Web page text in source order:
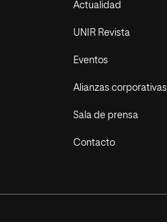
Actualidad
UNIR Revista
Eventos
Alianzas corporativas
Sala de prensa
Contacto